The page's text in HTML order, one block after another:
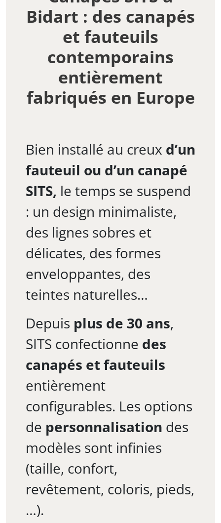
Bidart : des canapés
et fauteuils
contemporains
entièrement
fabriqués en Europe
Bien installé au creux d’un
fauteuil ou d’un canapé
SITS, le temps se suspend
: un design minimaliste,
des lignes sobres et
délicates, des formes
enveloppantes, des
teintes naturelles…
Depuis plus de 30 ans,
SITS confectionne des
canapés et fauteuils
entièrement
configurables. Les options
de personnalisation des
modèles sont infinies
(taille, confort,
revêtement, coloris, pieds,
…).